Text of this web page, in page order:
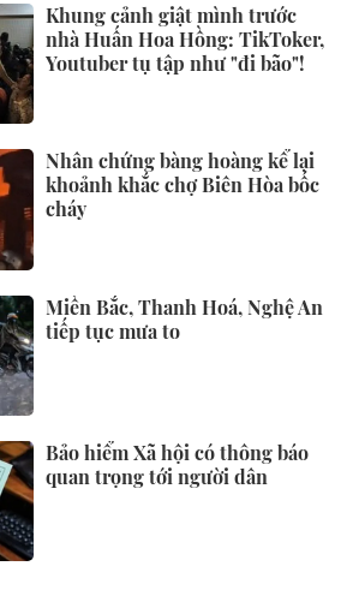
Khung cảnh giật mình trước
nhà Huấn Hoa Hồng: TikToker,
Youtuber tụ tập như "đi bão"!
Nhân chứng bàng hoàng kể lại
khoảnh khắc chợ Biên Hòa bốc
cháy
Miền Bắc, Thanh Hoá, Nghệ An
tiếp tục mưa to
Bảo hiểm Xã hội có thông báo
quan trọng tới người dân